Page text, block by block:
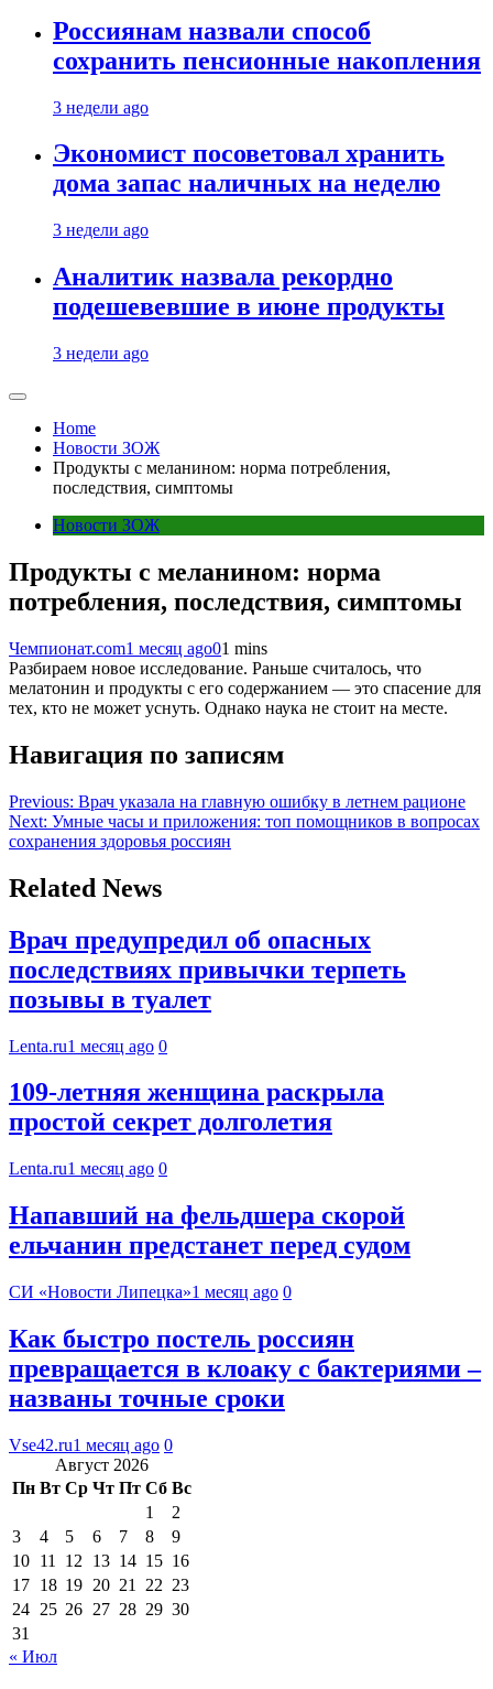
Россиянам назвали способ
сохранить пенсионные накопления
3 недели ago
Экономист посоветовал хранить
дома запас наличных на неделю
3 недели ago
Аналитик назвала рекордно
подешевевшие в июне продукты
3 недели ago
Home
Новости ЗОЖ
Продукты с меланином: норма потребления,
последствия, симптомы
Новости ЗОЖ
Продукты с меланином: норма
потребления, последствия, симптомы
Чемпионат.com1 месяц ago01 mins
Разбираем новое исследование. Раньше считалось, что
мелатонин и продукты с его содержанием — это спасение для
тех, кто не может уснуть. Однако наука не стоит на месте.
Навигация по записям
Previous: Врач указала на главную ошибку в летнем рационе
Next: Умные часы и приложения: топ помощников в вопросах
сохранения здоровья россиян
Related News
Врач предупредил об опасных
последствиях привычки терпеть
позывы в туалет
Lenta.ru1 месяц ago 0
109-летняя женщина раскрыла
простой секрет долголетия
Lenta.ru1 месяц ago 0
Напавший на фельдшера скорой
ельчанин предстанет перед судом
СИ «Новости Липецка»1 месяц ago 0
Как быстро постель россиян
превращается в клоаку с бактериями –
названы точные сроки
Vse42.ru1 месяц ago 0
Август 2026
Пн Вт Ср Чт Пт Сб Вс
1
2
3
4 5 6 7 8
9
10 11 12 13 14 15 16
17 18 19 20 21 22 23
24 25 26 27 28 29 30
31
« Июл